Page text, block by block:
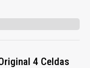
4 Celdas